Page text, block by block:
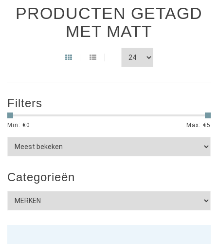
PRODUCTEN GETAGD
MET MATT
Filters
Min: €0 Max: €5
Categorieën